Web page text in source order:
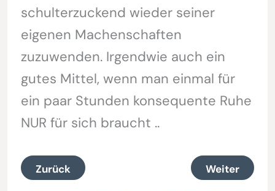
schulterzuckend wieder seiner
eigenen Machenschaften
zuzuwenden. Irgendwie auch ein
gutes Mittel, wenn man einmal für
ein paar Stunden konsequente Ruhe
NUR für sich braucht ..
Zurück Weiter